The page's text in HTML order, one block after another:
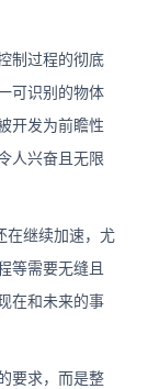
制过程的彻底
可识别的物体
开发为前瞻性
人兴奋且无限
在继续加速，尤
等需要无缝且
在和未来的事
要求，而是整